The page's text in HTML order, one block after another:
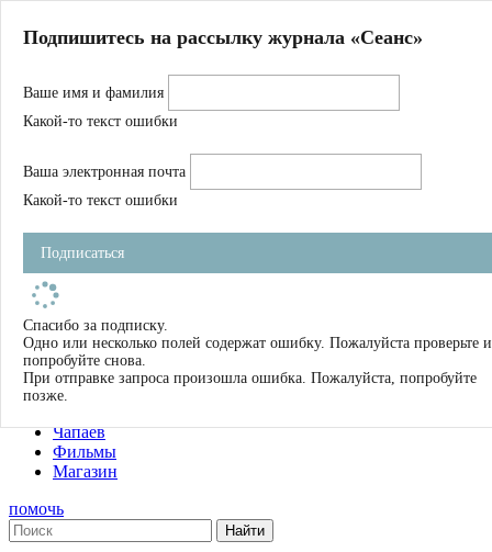
Магазин
Журнал
Школа
Устав
Фильмы
Имена
Тэги
О нас
Журнал
Книги
Чапаев
Фильмы
Магазин
помочь
Подпишитесь на рассылку журнала «Сеанс»
Ваше имя и фамилия
Какой-то текст ошибки
Ваша электронная почта
Какой-то текст ошибки
Подписаться
Спасибо за подписку.
Одно или несколько полей содержат ошибку. Пожалуйста проверьте и
попробуйте снова.
При отправке запроса произошла ошибка. Пожалуйста, попробуйте
позже.